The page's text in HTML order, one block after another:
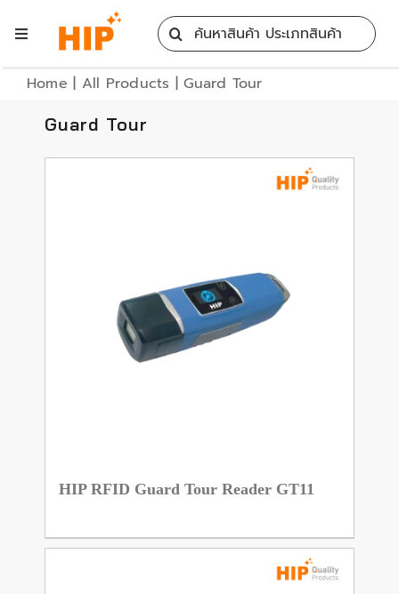
Toggle
Home
Search
for:
Home | All Products |Guard Tour
Guard Tour
HIP RFID Guard Tour Reader GT11